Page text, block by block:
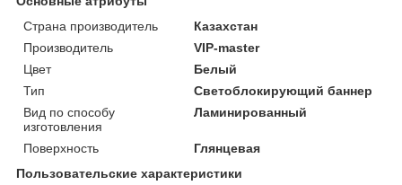
Страна производитель
Казахстан
Производитель
VIP-master
Цвет
Белый
Тип
Светоблокирующий баннер
Вид по способу
изготовления
Ламинированный
Поверхность
Глянцевая
Пользовательские характеристики